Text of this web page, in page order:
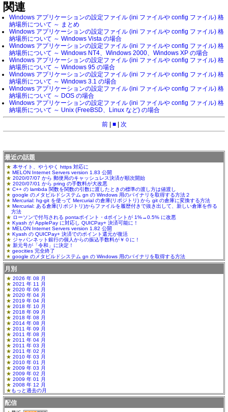
関連
Windows アプリケーションの設定ファイル (ini ファイルや config ファイル) 格
納場所について ～ まとめ
Windows アプリケーションの設定ファイル (ini ファイルや config ファイル) 格
納場所について ～ Windows Vista の場合
Windows アプリケーションの設定ファイル (ini ファイルや config ファイル) 格
納場所について ～ Windows NT4、Windows 2000、Windows XP の場合
Windows アプリケーションの設定ファイル (ini ファイルや config ファイル) 格
納場所について ～ Windows 95 の場合
Windows アプリケーションの設定ファイル (ini ファイルや config ファイル) 格
納場所について ～ Windows 3.1 の場合
Windows アプリケーションの設定ファイル (ini ファイルや config ファイル) 格
納場所について ～ DOS の場合
Windows アプリケーションの設定ファイル (ini ファイルや config ファイル) 格
納場所について ～ Unix (FreeBSD、Linux など) の場合
前| ■| 次
最近の話題
本サイト、やうやく https 対応に
MELON Internet Servers version 1.83 公開
2020/07/07 から 郵便局のキャッシュレス決済が順次開始
2020/07/01 から pring の手数料が大改悪
C++ の lambda 関数を関数の引数に渡したときの標準の渡し方は値渡し
google のメタビルドシステム gn の Windows 用のバイナリを取得する方法２
Mercurial: hg-git を使って Mercurial の倉庫(リポジトリ) から git の倉庫に変換する方法
Mercurial: ある倉庫(リポジトリ)からファイルを履歴付きで抜き出して、新しい倉庫を作る
方法
ローソンで付与される pontaポイント・dポイントが 1%→0.5% に改悪
Kyash が ApplePay に対応し QUICPay+ 決済可能に！
MELON Internet Servers version 1.82 公開
Kyash の QUICPay+ 決済でのポイント還元が復活
ジャパンネット銀行の個人からの振込手数料が￥０に！
新元号が「令和」に決定！
geocities 完全終了
google のメタビルドシステム gn の Windows 用のバイナリを取得する方法
月別
2026 年 08 月
2021 年 11 月
2020 年 06 月
2020 年 04 月
2019 年 04 月
2018 年 10 月
2018 年 09 月
2018 年 08 月
2014 年 08 月
2011 年 09 月
2011 年 08 月
2011 年 04 月
2011 年 03 月
2011 年 02 月
2010 年 03 月
2010 年 01 月
2009 年 03 月
2009 年 02 月
2009 年 01 月
2008 年 12 月
もっと過去の月
配信